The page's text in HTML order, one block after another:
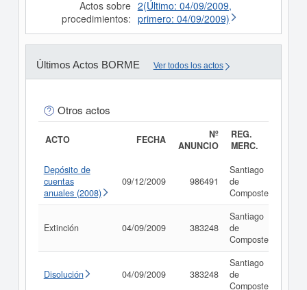
Actos sobre
procedimientos:
2(Último: 04/09/2009,
primero: 04/09/2009)
Últimos Actos BORME Ver todos los actos
Otros actos
ACTO FECHA
Nº
ANUNCIO
REG.
MERC.
Depósito de
cuentas
anuales (2008)
09/12/2009 986491
Santiago
de
Compostela
Extinción 04/09/2009 383248
Santiago
de
Compostela
Disolución 04/09/2009 383248
Santiago
de
Compostela